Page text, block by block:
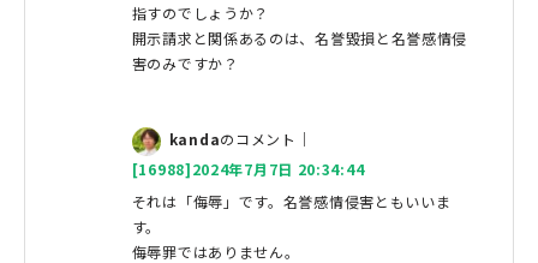
指すのでしょうか？
開示請求と関係あるのは、名誉毀損と名誉感情侵
害のみですか？
kandaのコメント｜
[16988]2024年7月7日 20:34:44
それは「侮辱」です。名誉感情侵害ともいいま
す。
侮辱罪ではありません。